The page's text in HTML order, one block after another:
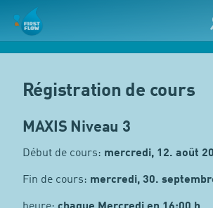
Régistration de cours
MAXIS Niveau 3
Début de cours: mercredi, 12. août
Fin de cours: mercredi, 30.